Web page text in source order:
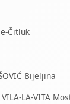
Čitluk
Bijeljina
LA-VITA